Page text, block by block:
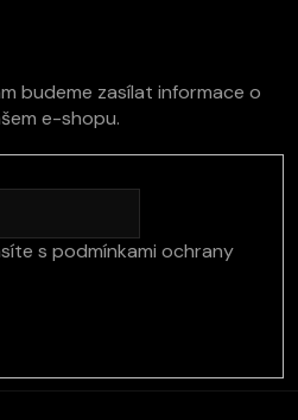
budeme zasílat informace o
e-shopu.
s podmínkami ochrany